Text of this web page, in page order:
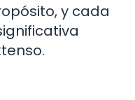
y cada